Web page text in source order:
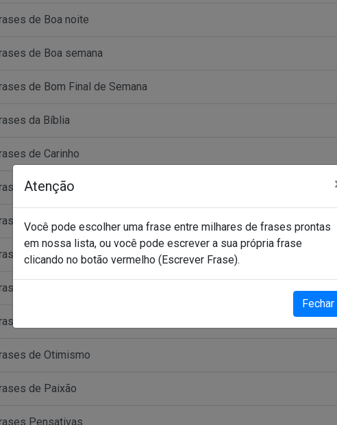
Atenção
Você pode escolher uma frase entre milhares de frases prontas
em nossa lista, ou você pode escrever a sua própria frase
clicando no botão vermelho (Escrever Frase).
Fechar
de Boa noite
de Boa semana
de Bom Final de Semana
da Bíblia
de Carinho
de Deus
de Fé
de Gratidão
de Grupo de Whatsapp
de Motivação
de Otimismo
de Paixão
Pensativas